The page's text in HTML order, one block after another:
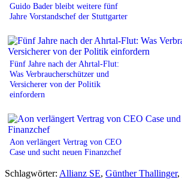
Guido Bader bleibt weitere fünf
Jahre Vorstandschef der Stuttgarter
Fünf Jahre nach der Ahrtal-Flut:
Was Verbraucherschützer und
Versicherer von der Politik
einfordern
Aon verlängert Vertrag von CEO
Case und sucht neuen Finanzchef
Schlagwörter: Allianz SE, Günther Thallinger,